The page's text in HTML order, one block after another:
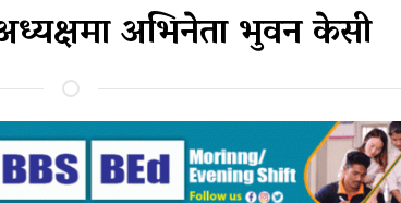
अभिनेता भुवन केसी